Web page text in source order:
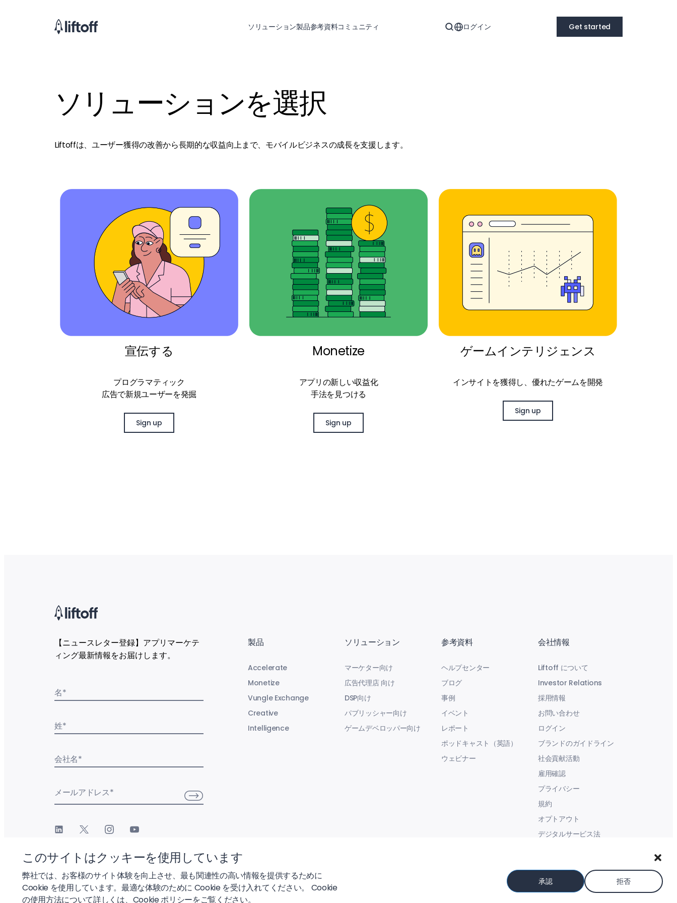
このサイトはクッキーを使用しています
弊社では、お客様のサイト体験を向上させ、最も関連性の高い情報を提供するために
Cookie を使用しています。最適な体験のために Cookie を受け入れてください。 Cookie
の使用方法について詳しくは、 Cookie ポリシーをご覧ください。
承認 拒否
ソリューション製品参考資料コミュニティ ログイン Get started
ソリューションを選択
Liftoffは、ユーザー獲得の改善から長期的な収益向上まで、モバイルビジネスの成長を支援します。
宣伝する
プログラマティック
広告で新規ユーザーを発掘
Sign up
Monetize
アプリの新しい収益化
手法を見つける
Sign up
ゲームインテリジェンス
インサイトを獲得し、優れたゲームを開発
Sign up
【ニュースレター登録】アプリマーケテ
ィング最新情報をお届けします。
名*
姓*
会社名*
メールアドレス*
製品
Accelerate
Monetize
Vungle Exchange
Creative
Intelligence
ソリューション
マーケター向け
広告代理店 向け
DSP向け
パブリッシャー向け
ゲームデベロッパー向け
参考資料
ヘルプセンター
ブログ
事例
イベント
レポート
ポッドキャスト（英語）
ウェビナー
会社情報
Liftoff について
Investor Relations
採用情報
お問い合わせ
ログイン
ブランドのガイドライン
社会貢献活動
雇用確認
プライバシー
規約
オプトアウト
デジタルサービス法
© 2026 Liftoff, Inc.